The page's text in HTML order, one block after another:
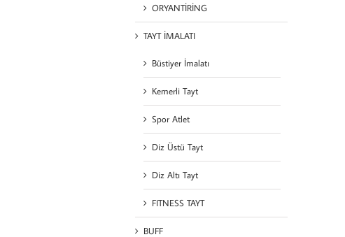
ORYANTİRİNG
TAYT İMALATI
Büstiyer İmalatı
Kemerli Tayt
Spor Atlet
Diz Üstü Tayt
Diz Altı Tayt
FITNESS TAYT
BUFF